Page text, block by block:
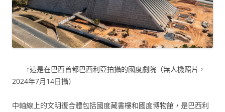
↑這是在巴西首都巴西利亞拍攝的國度劇院（無人機照片，
2024年7月14日攝）
中軸線上的文明復合體包括國度藏書樓和國度博物館，是巴西利